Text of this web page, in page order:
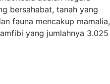
bersahabat, tanah yang
fauna mencakup mamalia,
yang jumlahnya 3.025